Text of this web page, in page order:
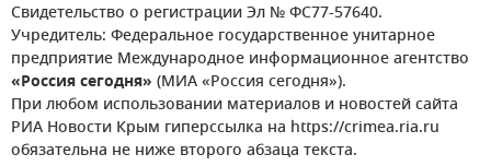
Свидетельство о регистрации Эл № ФС77-57640.
Учредитель: Федеральное государственное унитарное
предприятие Международное информационное агентство
«Россия сегодня» (МИА «Россия сегодня»).
При любом использовании материалов и новостей сайта
РИА Новости Крым гиперссылка на https://crimea.ria.ru
обязательна не ниже второго абзаца текста.